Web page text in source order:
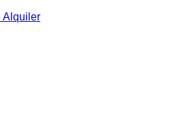
Alquiler